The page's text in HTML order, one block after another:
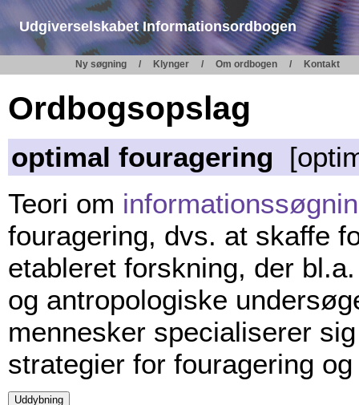
Udgiverselskabet Informationsordbogen
Ny søgning Klynger Om ordbogen Kontakt
Ordbogsopslag
optimal fouragering
Teori om
fouragering, dvs. at skaffe
etableret forskning, der
og antropologiske
mennesker specialiserer
strategier for fouragering